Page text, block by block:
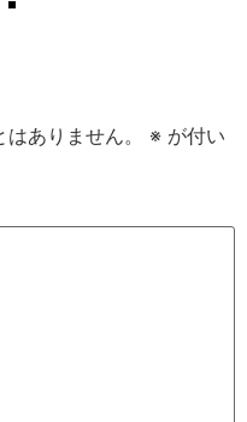
ありません。 ※ が付い